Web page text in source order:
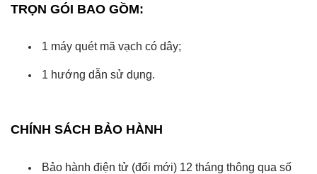
TRỌN GÓI BAO GỒM:
1 máy quét mã vạch có dây;
1 hướng dẫn sử dụng.
CHÍNH SÁCH BẢO HÀNH
Bảo hành điện tử (đổi mới) 12 tháng thông qua số